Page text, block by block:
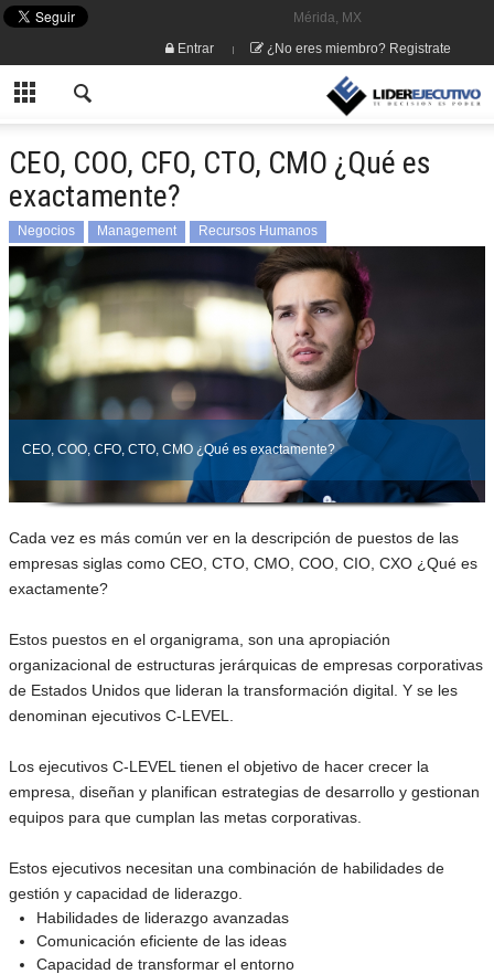
Mérida, MX
Entrar
¿No eres miembro? Registrate
CEO, COO, CFO, CTO, CMO ¿Qué es
exactamente?
Negocios Management Recursos Humanos
CEO, COO, CFO, CTO, CMO ¿Qué es exactamente?
Cada vez es más común ver en la descripción de puestos de las
empresas siglas como CEO, CTO, CMO, COO, CIO, CXO ¿Qué es
exactamente?
Estos puestos en el organigrama, son una apropiación
organizacional de estructuras jerárquicas de empresas corporativas
de Estados Unidos que lideran la transformación digital. Y se les
denominan ejecutivos C-LEVEL.
Los ejecutivos C-LEVEL tienen el objetivo de hacer crecer la
empresa, diseñan y planifican estrategias de desarrollo y gestionan
equipos para que cumplan las metas corporativas.
Estos ejecutivos necesitan una combinación de habilidades de
gestión y capacidad de liderazgo.
Habilidades de liderazgo avanzadas
Comunicación eficiente de las ideas
Capacidad de transformar el entorno